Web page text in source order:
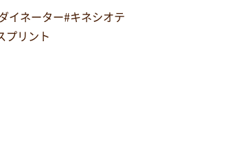
イネーター#キネシオテ
プリント